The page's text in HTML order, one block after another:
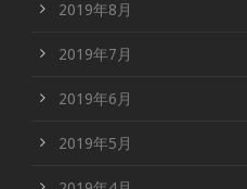
2019年8月
2019年7月
2019年6月
2019年5月